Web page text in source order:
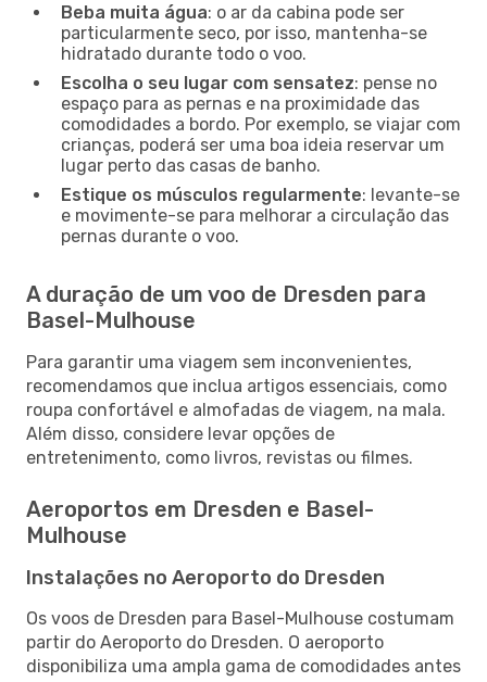
Beba muita água: o ar da cabina pode ser
particularmente seco, por isso, mantenha-se
hidratado durante todo o voo.
Escolha o seu lugar com sensatez: pense no
espaço para as pernas e na proximidade das
comodidades a bordo. Por exemplo, se viajar com
crianças, poderá ser uma boa ideia reservar um
lugar perto das casas de banho.
Estique os músculos regularmente: levante-se
e movimente-se para melhorar a circulação das
pernas durante o voo.
A duração de um voo de Dresden para
Basel-Mulhouse
Para garantir uma viagem sem inconvenientes,
recomendamos que inclua artigos essenciais, como
roupa confortável e almofadas de viagem, na mala.
Além disso, considere levar opções de
entretenimento, como livros, revistas ou filmes.
Aeroportos em Dresden e Basel-
Mulhouse
Instalações no Aeroporto do Dresden
Os voos de Dresden para Basel-Mulhouse costumam
partir do Aeroporto do Dresden. O aeroporto
disponibiliza uma ampla gama de comodidades antes